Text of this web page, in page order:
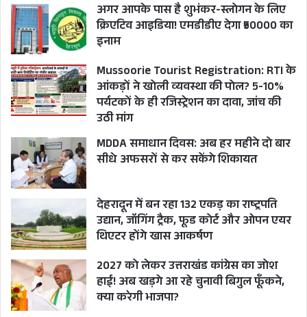
अगर आपके पास है शुभंकर-स्लोगन के लिए
क्रिएटिव आइडिया! एमडीडीए देगा ₹50000 का
इनाम
Mussoorie Tourist Registration: RTI के
आंकड़ों ने खोली व्यवस्था की पोल? 5-10%
पर्यटकों के ही रजिस्ट्रेशन का दावा, जांच की
उठी मांग
MDDA समाधान दिवस: अब हर महीने दो बार
सीधे अफसरों से कर सकेंगे शिकायत
देहरादून में बन रहा 132 एकड़ का राष्ट्रपति
उद्यान, जॉगिंग ट्रैक, फूड कोर्ट और ओपन एयर
थिएटर होंगे खास आकर्षण
2027 को लेकर उत्तराखंड कांग्रेस का जोश
हाई! अब खड़गे आ रहे चुनावी बिगुल फूँकने,
क्या करेगी भाजपा?